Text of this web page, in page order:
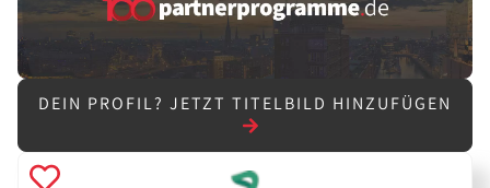
DEIN PROFIL? JETZT TITELBILD HINZUFÜGEN